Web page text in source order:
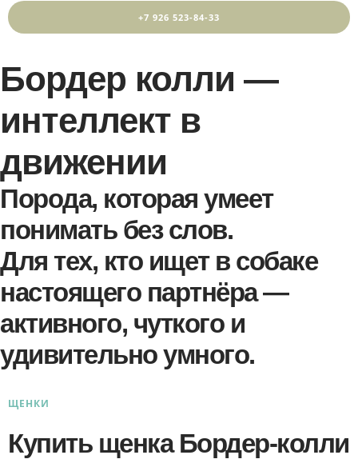
+7 926 523-84-33
Бордер колли —
интеллект в
движении
Порода, которая умеет
понимать без слов.
Для тех, кто ищет в собаке
настоящего партнёра —
активного, чуткого и
удивительно умного.
ЩЕНКИ
Купить щенка Бордер-колли